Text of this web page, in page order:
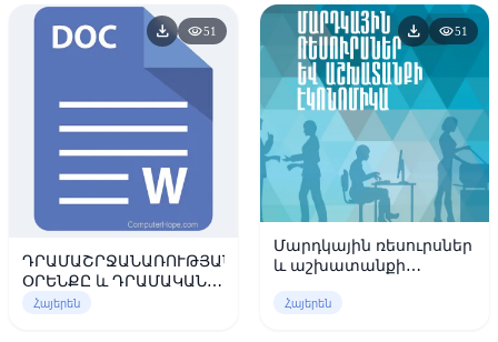
download visibility51
ԴՐԱՄԱՇՐՋԱՆԱՌՈՒԹՅԱՆ
ՕՐԵՆՔԸ և ԴՐԱՄԱԿԱՆ
ԶԱՆԳՎԱԾԸ, ԴՐԱՄԱԿԱՆ
Հայերեն
download visibility51
Մարդկային ռեսուրսներ
և աշխատանքի
Հայերեն